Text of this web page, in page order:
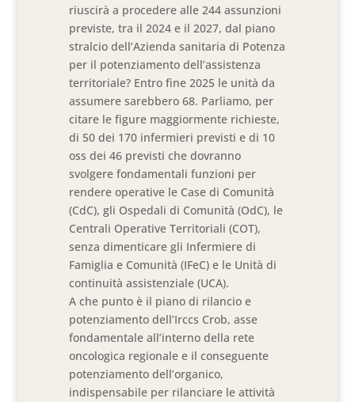
riuscirà a procedere alle 244 assunzioni
previste, tra il 2024 e il 2027, dal piano
stralcio dell’Azienda sanitaria di Potenza
per il potenziamento dell’assistenza
territoriale? Entro fine 2025 le unità da
assumere sarebbero 68. Parliamo, per
citare le figure maggiormente richieste,
di 50 dei 170 infermieri previsti e di 10
oss dei 46 previsti che dovranno
svolgere fondamentali funzioni per
rendere operative le Case di Comunità
(CdC), gli Ospedali di Comunità (OdC), le
Centrali Operative Territoriali (COT),
senza dimenticare gli Infermiere di
Famiglia e Comunità (IFeC) e le Unità di
continuità assistenziale (UCA).
A che punto è il piano di rilancio e
potenziamento dell’Irccs Crob, asse
fondamentale all’interno della rete
oncologica regionale e il conseguente
potenziamento dell’organico,
indispensabile per rilanciare le attività